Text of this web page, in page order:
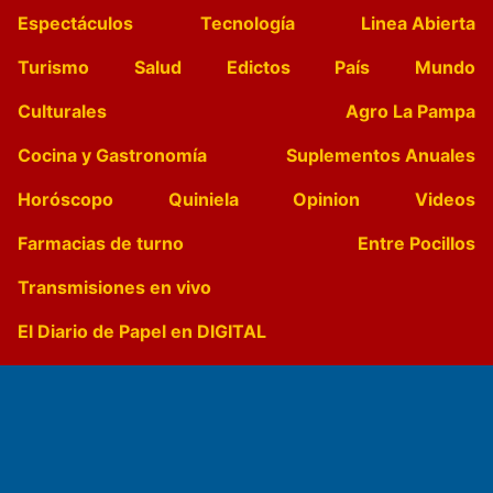
Espectáculos
Tecnología
Linea Abierta
Turismo
Salud Edictos País
Mundo
Culturales
Agro La Pampa
Cocina y Gastronomía
Suplementos Anuales
Horóscopo
Quiniela Opinion
Videos
Farmacias de turno
Entre Pocillos
Transmisiones en vivo
El Diario de Papel en DIGITAL